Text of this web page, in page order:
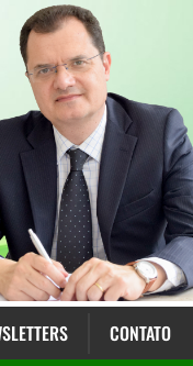
CONTATO